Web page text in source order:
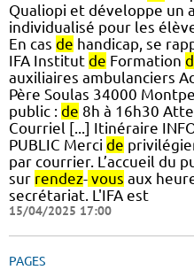
Qualiopi et développe un
individualisé pour les
En cas de handicap, se
IFA Institut de Formation
auxiliaires ambulanciers
Père Soulas 34000
public : de 8h à 16h30
Courriel [...] Itinéraire
PUBLIC Merci de
par courrier. L’accueil du
sur rendez- vous aux
secrétariat. L'IFA est
15/04/2025 17:00
PAGES